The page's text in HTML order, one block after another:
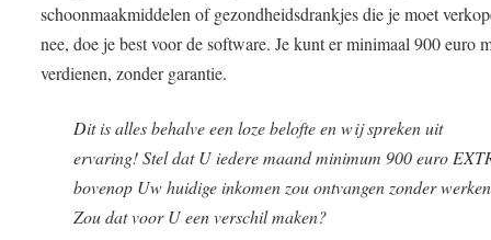
schoonmaakmiddelen of gezondheidsdrankjes die je moet
nee, doe je best voor de software. Je kunt er minimaal 900 euro
verdienen, zonder garantie.
Dit is alles behalve een loze belofte en wij spreken uit
ervaring! Stel dat U iedere maand minimum 900 euro
bovenop Uw huidige inkomen zou ontvangen zonder
Zou dat voor U een verschil maken?